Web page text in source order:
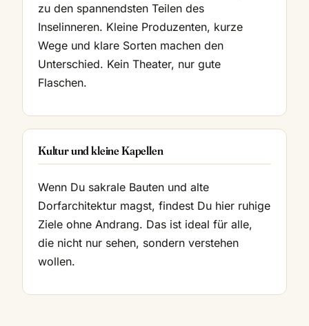
zu den spannendsten Teilen des
Inselinneren. Kleine Produzenten, kurze
Wege und klare Sorten machen den
Unterschied. Kein Theater, nur gute
Flaschen.
Kultur und kleine Kapellen
Wenn Du sakrale Bauten und alte
Dorfarchitektur magst, findest Du hier ruhige
Ziele ohne Andrang. Das ist ideal für alle,
die nicht nur sehen, sondern verstehen
wollen.